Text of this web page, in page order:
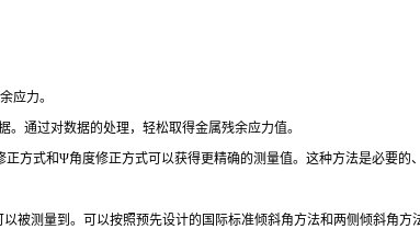
应力。
。通过对数据的处理，轻松取得金属残余应力值。
方式和Ψ角度修正方式可以获得更精确的测量值。这种方法是必要
被测量到。可以按照预先设计的国际标准倾斜角方法和两侧倾斜角方